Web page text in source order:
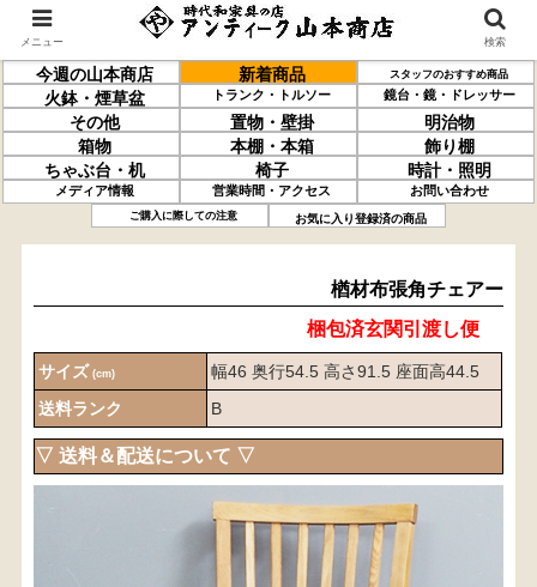
今週の山本商店 新着商品 スタッフのおすすめ商品
火鉢・煙草盆 トランク・トルソー 鏡台・鏡・ドレッサー
その他 置物・壁掛
明治物
箱物
本棚・本箱
飾り棚
ちゃぶ台・机
椅子 時計・照明
メディア情報 営業時間・アクセス お問い合わせ
ご購入に際しての注意 お気に入り登録済の商品
布張角チェアー
楢材布張角チェアー
梱包済玄関引渡し便
サイズ (cm)
幅46 奥行54.5 高さ91.5 座面高44.5
送料ランク
B
▽ 送料＆配送について ▽
〈送料について〉
・商品代金に送料は含まれておりません。
メニュー 検索